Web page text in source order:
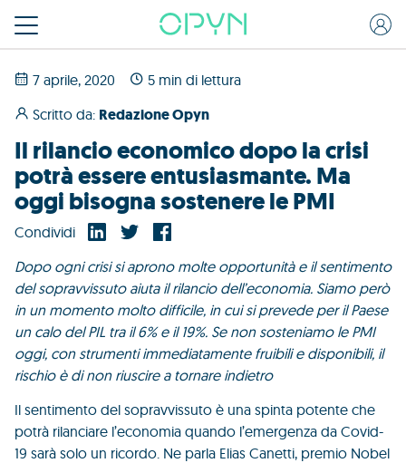
7 aprile, 2020
5 min di lettura
Scritto da: Redazione Opyn
Il rilancio economico dopo la crisi
potrà essere entusiasmante. Ma
oggi bisogna sostenere le PMI
Condividi
Dopo ogni crisi si aprono molte opportunità e il sentimento
del sopravvissuto aiuta il rilancio dell’economia. Siamo però
in un momento molto difficile, in cui si prevede per il Paese
un calo del PIL tra il 6% e il 19%. Se non sosteniamo le PMI
oggi, con strumenti immediatamente fruibili e disponibili, il
rischio è di non riuscire a tornare indietro
Il sentimento del sopravvissuto è una spinta potente che
potrà rilanciare l’economia quando l’emergenza da Covid-
19 sarà solo un ricordo. Ne parla Elias Canetti, premio Nobel